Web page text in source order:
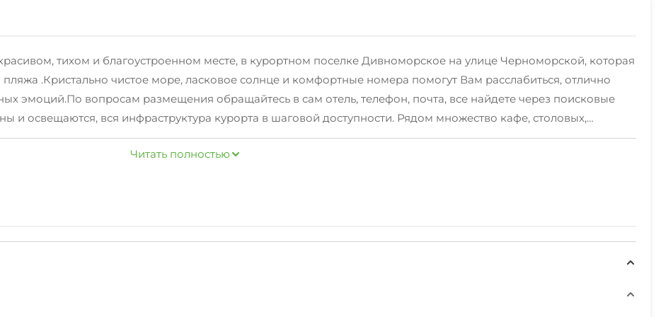
тихом и благоустроенном месте, в курортном поселке Дивноморское на улице Черноморской, которая
.Кристально чистое море, ласковое солнце и комфортные номера помогут Вам расслабиться, отлично
эмоций.По вопросам размещения обращайтесь в сам отель, телефон, почта, все найдете через поисковые
и освещаются, вся инфраструктура курорта в шаговой доступности. Рядом множество кафе, столовых,
рядом в 100м - ПЛАТНАЯ.Номерной фонд:К вашим услугам предоставляются современные номера
Семейный 4х местный 2х комнатный номер, удобные номера на мансарде, варианты размещения - 2, 3, 4-х
Читать полностью